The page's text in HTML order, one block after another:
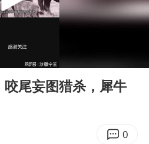
优品一次性内裤 颜面尽失
饰克价一夜涨回1300元
视频丨中国东方电气集团原党组副书记、董事宋致远被查
豚将正面袭击贯穿浙江
尾妄图猎杀，犀牛
0